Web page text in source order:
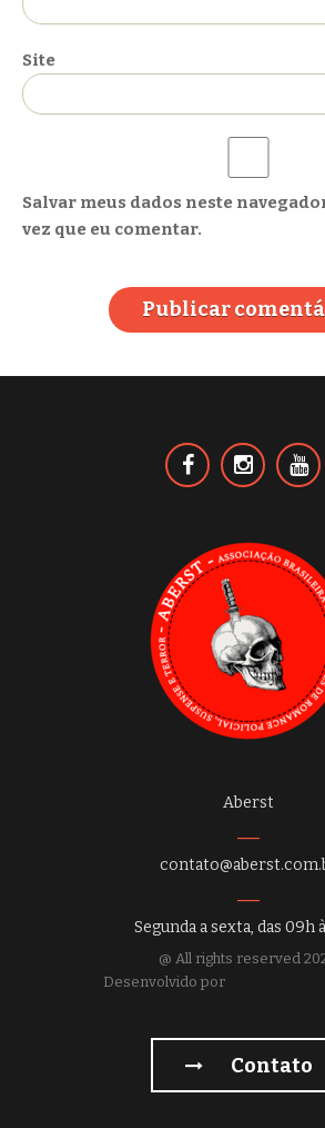
Site
Salvar meus dados neste
vez que eu comentar.
Aberst
Segunda a sexta, das 09h
@ All rights reserved
Desenvolvido por
Contato